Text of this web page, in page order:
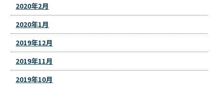
2020年2月
2020年1月
2019年12月
2019年11月
2019年10月